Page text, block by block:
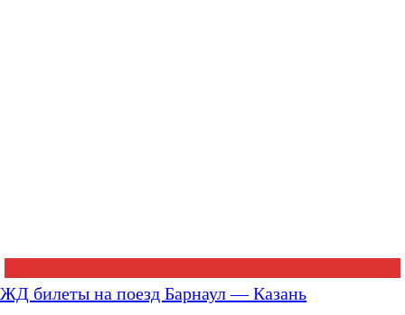
ЖД билеты на поезд Барнаул — Казань